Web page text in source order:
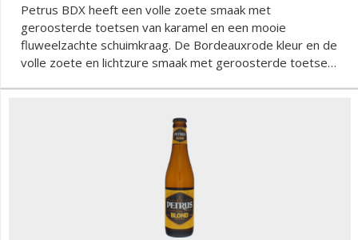
Petrus BDX heeft een volle zoete smaak met
geroosterde toetsen van karamel en een mooie
fluweelzachte schuimkraag. De Bordeauxrode kleur en de
volle zoete en lichtzure smaak met geroosterde toetsen